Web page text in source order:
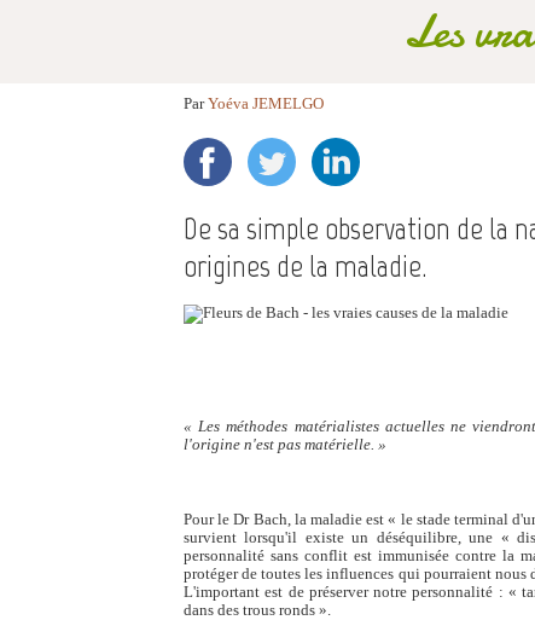
Les
ParYoéva JEMELGO
De sa simple observation de la
origines de la maladie.
« Les méthodes matérialistes actuelles ne
l'origine n'est pas matérielle. »
Pour le Dr Bach, la maladie est « le stade terminal
survient lorsqu'il existe un déséquilibre, une «
personnalité sans conflit est immunisée contre la
protéger de toutes les influences qui pourraient
L'important est de préserver notre personnalité : «
dans des trous ronds ».